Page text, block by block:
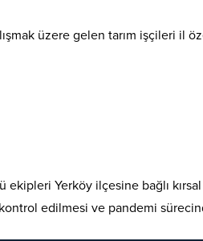
üzere gelen tarım işçileri il
Yerköy ilçesine bağlı
edilmesi ve pandemi